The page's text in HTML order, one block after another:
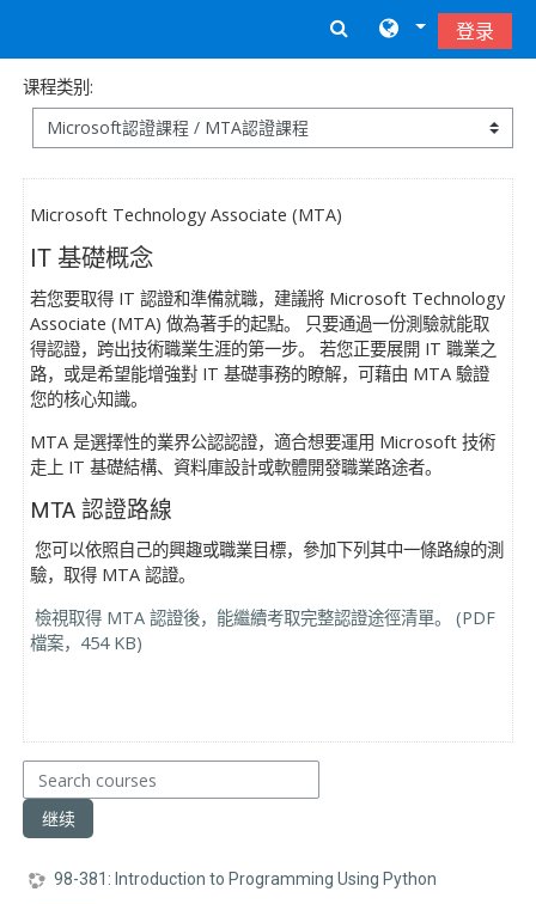
登录
课程类别:
Microsoft Technology Associate (MTA)
IT 基礎概念
若您要取得 IT 認證和準備就職，建議將 Microsoft Technology
Associate (MTA) 做為著手的起點。 只要通過一份測驗就能取
得認證，跨出技術職業生涯的第一步。 若您正要展開 IT 職業之
路，或是希望能增強對 IT 基礎事務的瞭解，可藉由 MTA 驗證
您的核心知識。
MTA 是選擇性的業界公認認證，適合想要運用 Microsoft 技術
走上 IT 基礎結構、資料庫設計或軟體開發職業路途者。
MTA 認證路線
您可以依照自己的興趣或職業目標，參加下列其中一條路線的測
驗，取得 MTA 認證。
檢視取得 MTA 認證後，能繼續考取完整認證途徑清單。 (PDF
檔案，454 KB)
Search courses
继续
98-381: Introduction to Programming Using Python